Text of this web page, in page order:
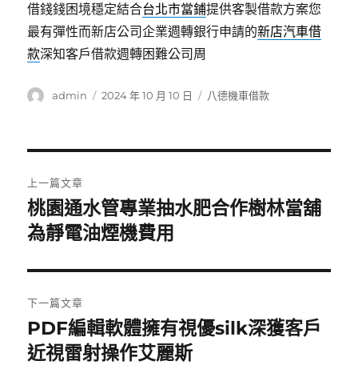
借錢錢困境穩定結合台北市當鋪提供客製借款方案您
最有彈性而新店公司企業週轉銀行申請的新店汽車借
款深知客戶借款週轉困難公司周
作
admin
發
2024 年 10 月 10 日
分
八德機車借款
章
導
覽
上一篇文章
上
一
文
章:
桃園通水管專業抽水肥合作樹林當舖
為靜電油煙機費用
下一篇文章
下
一
PDF編輯軟體擁有視優silk深獲客戶
近視雷射操作艾麗斯